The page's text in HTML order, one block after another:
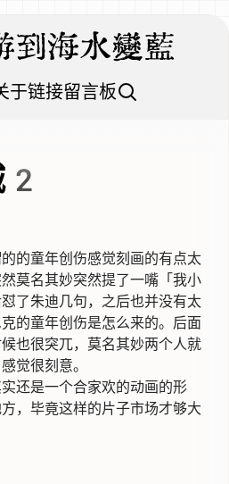
到海水變藍
于链接留言板
2
的童年创伤感觉刻画的有点太
莫名其妙突然提了一嘴「我小
了朱迪几句，之后也并没有太
的童年创伤是怎么来的。后面
也很突兀，莫名其妙两个人就
觉很刻意。
还是一个合家欢的动画的形
，毕竟这样的片子市场才够大